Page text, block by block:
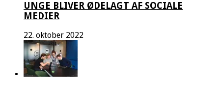
UNGE BLIVER ØDELAGT AF SOCIALE
MEDIER
22. oktober 2022